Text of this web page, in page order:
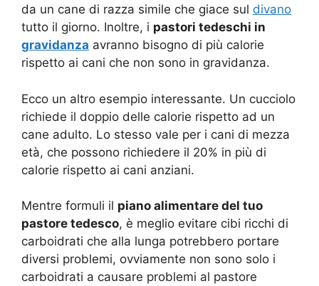
da un cane di razza simile che giace sul divano
tutto il giorno. Inoltre, i pastori tedeschi in
gravidanza avranno bisogno di più calorie
rispetto ai cani che non sono in gravidanza.
Ecco un altro esempio interessante. Un cucciolo
richiede il doppio delle calorie rispetto ad un
cane adulto. Lo stesso vale per i cani di mezza
età, che possono richiedere il 20% in più di
calorie rispetto ai cani anziani.
Mentre formuli il piano alimentare del tuo
pastore tedesco, è meglio evitare cibi ricchi di
carboidrati che alla lunga potrebbero portare
diversi problemi, ovviamente non sono solo i
carboidrati a causare problemi al pastore